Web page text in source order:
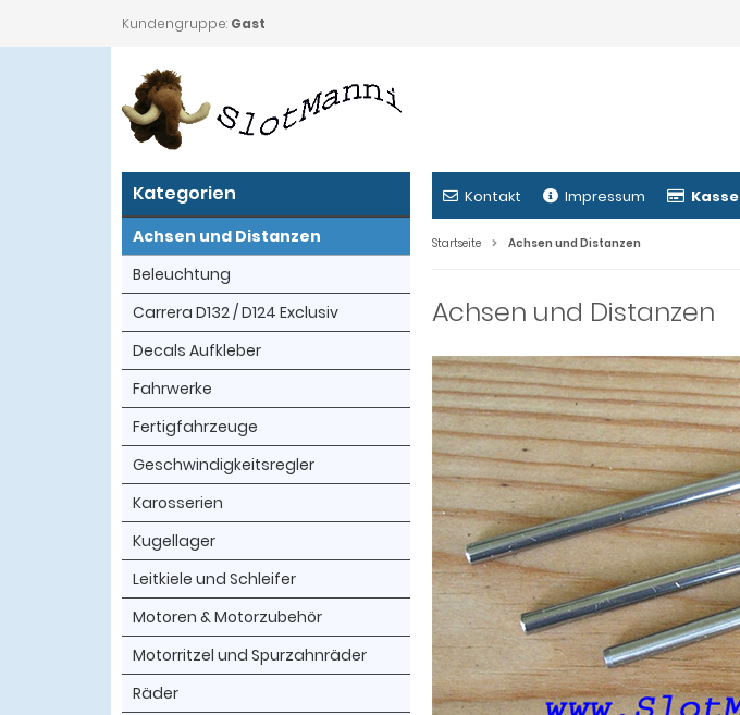
Kundengruppe: Gast
Kontakt Impressum Kasse
Startseite Achsen und Distanzen
Achsen und Distanzen
Kategorien
Achsen und Distanzen
Beleuchtung
Carrera D132 / D124 Exclusiv
Decals Aufkleber
Fahrwerke
Fertigfahrzeuge
Geschwindigkeitsregler
Karosserien
Kugellager
Leitkiele und Schleifer
Motoren & Motorzubehör
Motorritzel und Spurzahnräder
Räder